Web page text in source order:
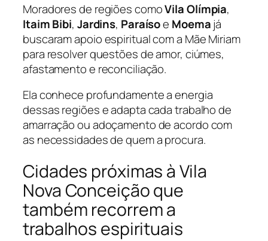
Moradores de regiões comoVila Olímpia,
Itaim Bibi, Jardins, Paraísoe Moemajá
buscaram apoio espiritual com a Mãe Miriam
para resolver questões de amor, ciúmes,
afastamento e reconciliação.
Ela conhece profundamente a energia
dessas regiões e adapta cada trabalho de
amarração ou adoçamento de acordo com
as necessidades de quem a procura.
Cidades próximas à Vila
Nova Conceição que
também recorrem a
trabalhos espirituais